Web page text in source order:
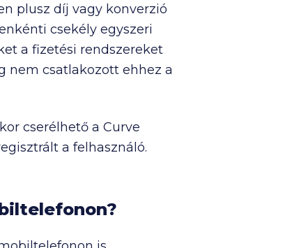
plusz díj vagy konverzió
csekély egyszeri
a fizetési rendszereket
nem csatlakozott ehhez a
cserélhető a Curve
a felhasználó.